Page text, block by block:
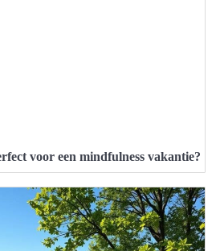
voor een mindfulness vakantie?